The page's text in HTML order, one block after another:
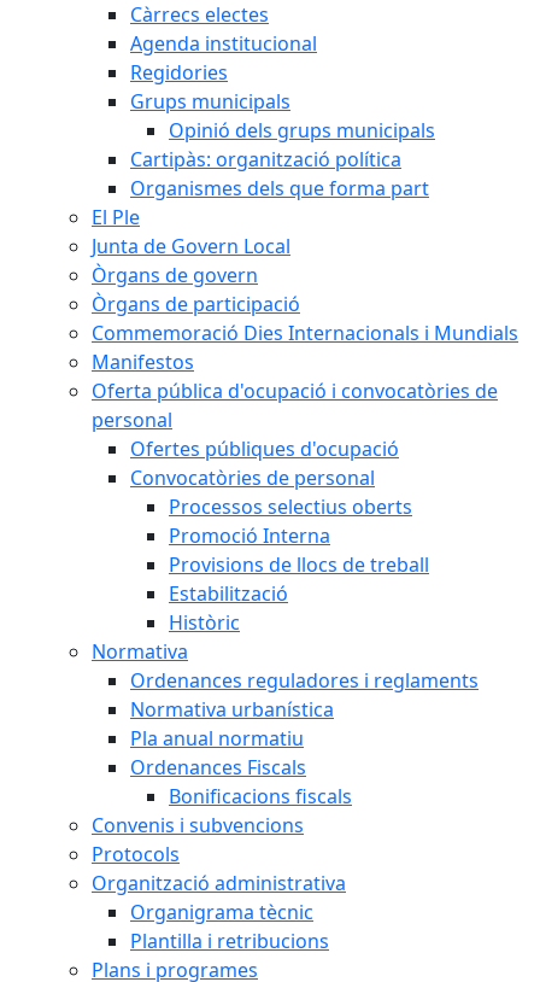
Càrrecs electes
Agenda institucional
Regidories
Grups municipals
Opinió dels grups municipals
Cartipàs: organització política
Organismes dels que forma part
El Ple
Junta de Govern Local
Òrgans de govern
Òrgans de participació
Commemoració Dies Internacionals i Mundials
Manifestos
Oferta pública d'ocupació i convocatòries de
personal
Ofertes públiques d'ocupació
Convocatòries de personal
Processos selectius oberts
Promoció Interna
Provisions de llocs de treball
Estabilització
Històric
Normativa
Ordenances reguladores i reglaments
Normativa urbanística
Pla anual normatiu
Ordenances Fiscals
Bonificacions fiscals
Convenis i subvencions
Protocols
Organització administrativa
Organigrama tècnic
Plantilla i retribucions
Plans i programes